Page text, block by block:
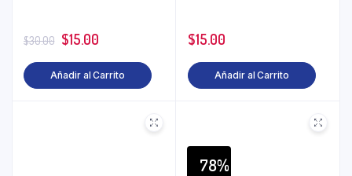
$30.00 $15.00
Añadir al Carrito
$15.00
Añadir al Carrito
78%